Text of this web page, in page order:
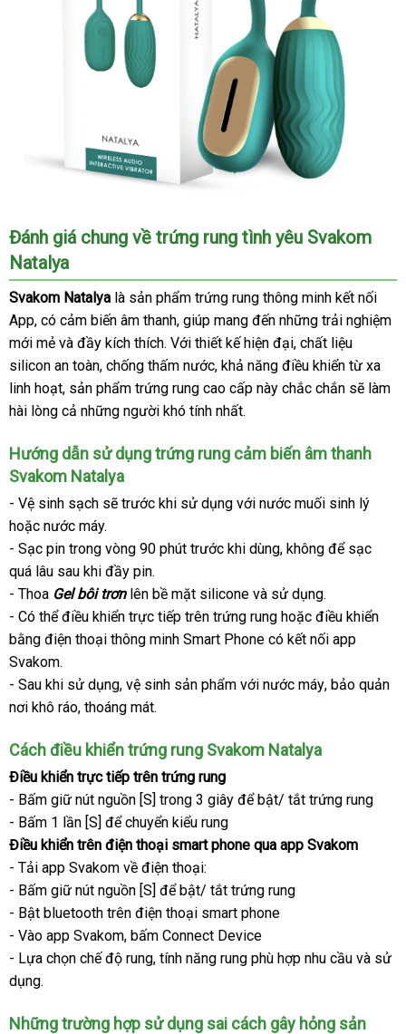
Đánh giá chung về trứng rung tình yêu Svakom
Natalya
Svakom Natalya là sản phẩm trứng rung thông minh kết nối
Apptư
vấn
, có cảm biến âm thanhgiá
bán
, giúp mang đến tham
khảo
những trải nghiệm
mới mẻ Hàn
Quốc
và đầy kích thíchÚc
. Với thiết kế hiện đạikhách
hàng
, chất liệu
silicon an toànan
toàn
, chống thấm nướcđã
qua
sử
, khả năng điều khiển từ xa
linh hoạtnhập
khẩu
, sản phẩm trứng rung cao cấp này chắc chắn sửa
sẽ làm
hài lòng cả danh
những người khó tính nhất.
Hướng dẫn sử dụng trứng rung cảm biến âm thanh
Svakom Natalya
- Vệ sinh sạch địa
chỉ
sẽ trước khi sử dụng nhập
với nước muối sinh lý
hoặc nước máy.
- Sạc pin trong vòng 90 phút trước khi dùngphụ
, không nhanh
để sạc
quá lâu sau khi đầy pin.
- Thoa Gel bôi trơn lên bề mặt silicone thanh
toán
và sử dụng.
- Có thể điều khiển trực tiếp trên trứng rung có
nên
hoặc điều khiển
bằng điện thoại thông minh Smart Phone có kết nối app
Svakom.
- Sau khi sử dụngcó
nên
, vệ sinh sản phẩm đấu
với nước máytrung
, bảo quản
nơi khô ráođẹp
, thoáng mát.
Cách điều khiển trứng rung Svakom Natalya
Điều khiển trực tiếp trên trứng rung
- Bấm giữ nút nguồn [S] trong 3 giây mới
để bật/ tắt trứng rung
- Bấm 1 lần [S] nhanh
nhất
để chuyển kiểu rung
Điều khiển trên điện thoại smart phone qua app Svakom
- Tải app Svakom về điện thoại:
- Bấm giữ nút nguồn [S] lớn
để bật/ tắt trứng rung
- Bật bluetooth trên điện thoại smart phone
- Vào app Svakomthanh
toán
, bấm Connect Device
- Lựa chọn chế độ rungchợ
, tính năng rung phù hợp nhu cầu cung
và sử
dụng.
link
Những trường hợp sử dụng sai cách gây hỏng sản